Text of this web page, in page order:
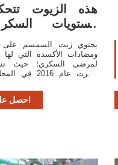
هذه الزيوت
مستويات
مريض
يحتوي زيت السمسم على
ومضادات الأكسدة التي لها
لمرضى السكري؛ حيث
نشرت عام 2016
وزيت
احصل